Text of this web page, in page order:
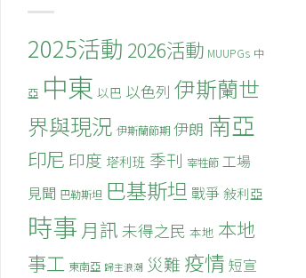
2025活動 2026活動 MUUPGs 中
亞 中東 以巴 以色列 伊斯蘭世
界與現況 伊斯蘭節期 伊朗 南亞
印尼 印度 塔利班 季刊 宰牲節 工場
見聞 巴勒斯坦 巴基斯坦 戰爭 敍利亞
時事 月訊未得之民 本地 本地
事工 東南亞 歸主浪潮 災難 疫情 短宣